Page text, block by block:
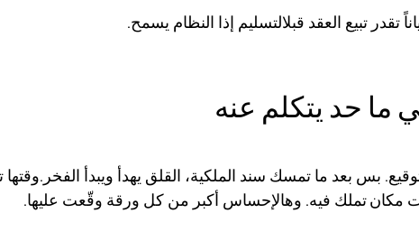
تقدر تبيع العقد قبلالتسليم إذا النظام يسمح.
ما حد يتكلم عنه
بس بعد ما تمسك سند الملكية، القلق يهدأ ويبدأ
مكان تملك فيه. وهالإحساس أكبر من كل ورقة وقّعت عليها.